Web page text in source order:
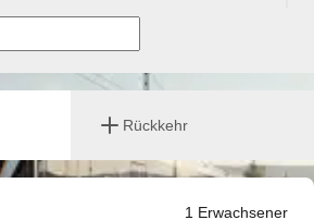
Rückkehr
1 Erwachsener